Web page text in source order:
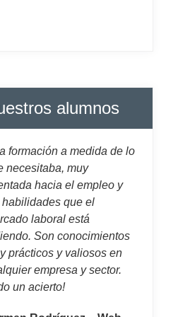
alumnos
formación a medida de lo
necesitaba, muy
hacia el empleo y
habilidades que el
laboral está
Son conocimientos
prácticos y valiosos en
empresa y sector.
un acierto!